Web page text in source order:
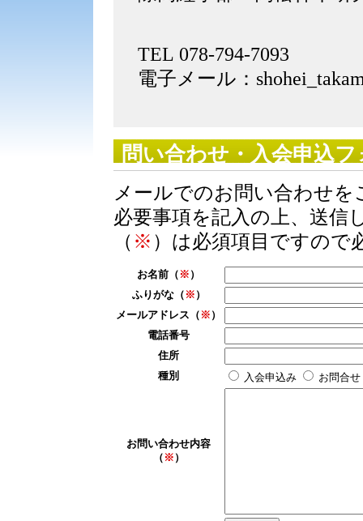
TEL 078-794-7093
電子メール：
問い合わせ・入会申込
メールでのお問い合わせ
必要事項を記入の上、送信
（ ※ ）は必須項目ですので
お名前（ ※ ）
ふりがな（ ※ ）
メールアドレス（ ※ ）
電話番号
住所
種別
入会申込み お問合せ
お問い合わせ内容
（ ※ ）